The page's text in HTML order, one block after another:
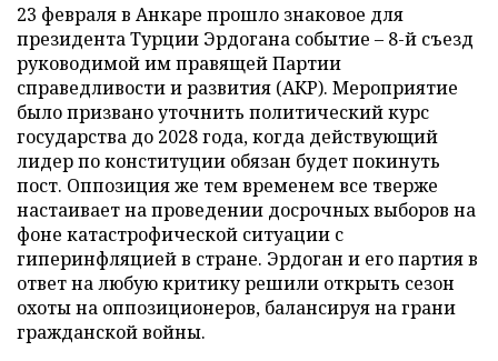
23 февраля в Анкаре прошло знаковое для
президента Турции Эрдогана событие – 8-й съезд
руководимой им правящей Партии
справедливости и развития (АКР). Мероприятие
было призвано уточнить политический курс
государства до 2028 года, когда действующий
лидер по конституции обязан будет покинуть
пост. Оппозиция же тем временем все тверже
настаивает на проведении досрочных выборов на
фоне катастрофической ситуации с
гиперинфляцией в стране. Эрдоган и его партия в
ответ на любую критику решили открыть сезон
охоты на оппозиционеров, балансируя на грани
гражданской войны.